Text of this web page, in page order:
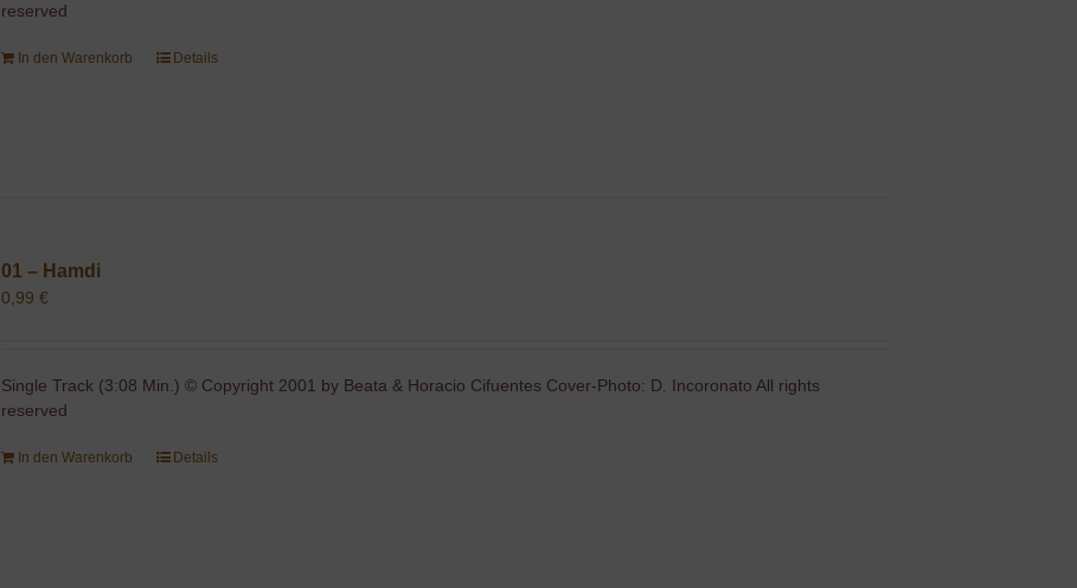
reserved
In den Warenkorb Details
01 – Hamdi
0,99€
Single Track (3:08 Min.) © Copyright 2001 by Beata & Horacio Cifuentes Cover-Photo: D. Incoronato All rights
reserved
In den Warenkorb Details